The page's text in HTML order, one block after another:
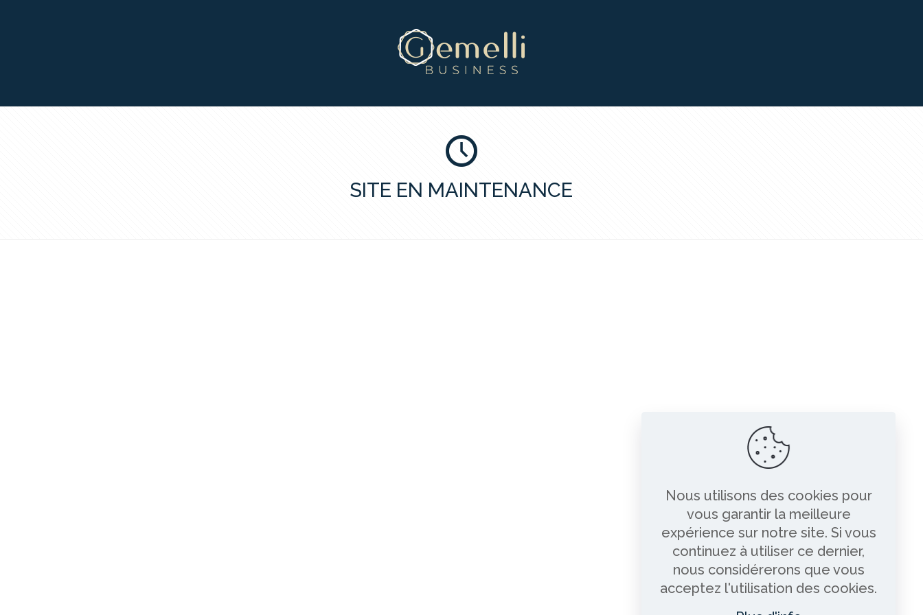
SITE EN MAINTENANCE
Nous utilisons des cookies pour
vous garantir la meilleure
expérience sur notre site. Si vous
continuez à utiliser ce dernier,
nous considérerons que vous
acceptez l'utilisation des cookies.